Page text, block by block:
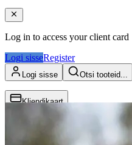
Log in to access your client card
Logi sisseRegister
Logi sisse Otsi tooteid...
Kliendikaart